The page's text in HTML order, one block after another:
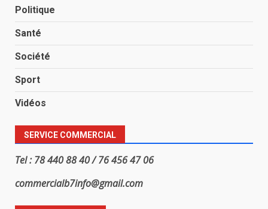
Politique
Santé
Société
Sport
Vidéos
SERVICE COMMERCIAL
Tel : 78 440 88 40 / 76 456 47 06
commercialb7info@gmail.com